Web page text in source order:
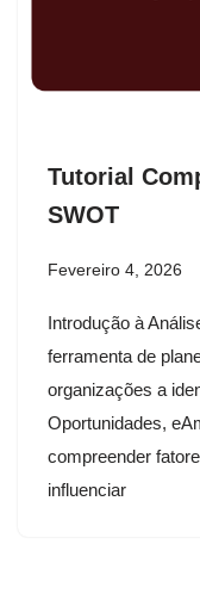
Tutorial
SWOT
Fevereiro 4, 2026
Introdução à
ferramenta de
organizações a
Oportunidades,
compreender
influenciar